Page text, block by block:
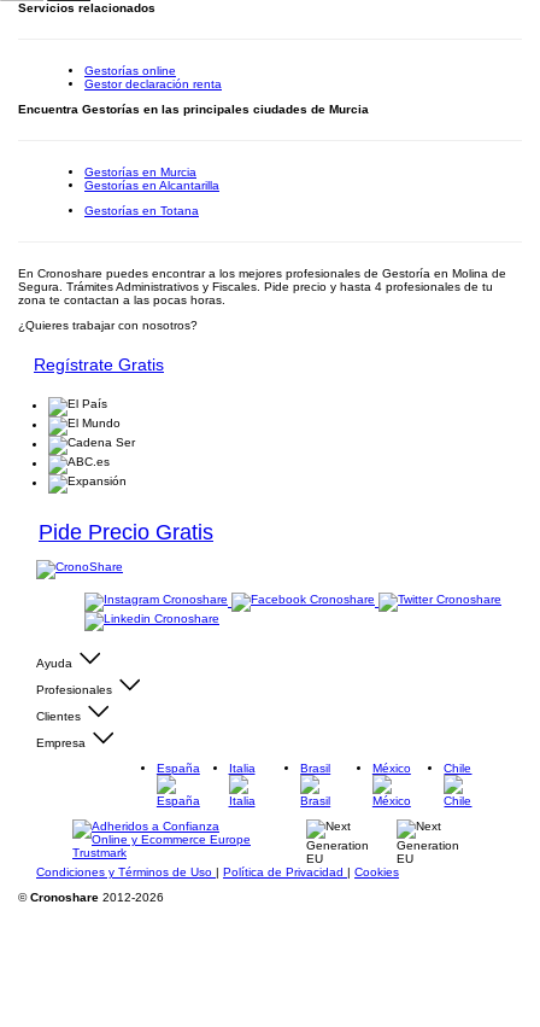
Servicios relacionados
Gestorías online
Gestor declaración renta
Encuentra Gestorías en las principales ciudades de Murcia
Gestorías en Murcia
Gestorías en Alcantarilla
Gestorías en Totana
En Cronoshare puedes encontrar a los mejores profesionales de Gestoría en Molina de
Segura. Trámites Administrativos y Fiscales. Pide precio y hasta 4 profesionales de tu
zona te contactan a las pocas horas.
¿Quieres trabajar con nosotros?
Regístrate Gratis
Pide Precio Gratis
Ayuda
Profesionales
Clientes
Empresa
España
Italia Brasil México Chile
Condiciones y Términos de Uso | Política de Privacidad | Cookies
©Cronoshare 2012-2026